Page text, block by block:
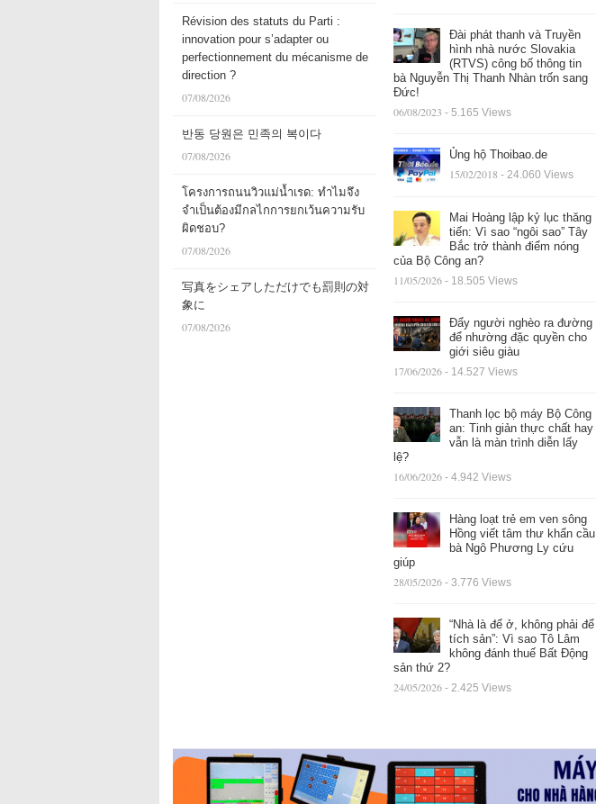
Révision des statuts du Parti :
innovation pour s’adapter ou
perfectionnement du mécanisme de
direction ?
07/08/2026
반동 당원은 민족의 복이다
07/08/2026
โครงการถนนวิวแม่น้ำเรด: ทำไมจึง
จำเป็นต้องมีกลไกการยกเว้นความรับ
ผิดชอบ?
07/08/2026
写真をシェアしただけでも罰則の対
象に
07/08/2026
Đài phát thanh và Truyền
hình nhà nước Slovakia
(RTVS) công bố thông tin
bà Nguyễn Thị Thanh Nhàn trốn sang
Đức!
06/08/2023 - 5.165 Views
Ủng hộ Thoibao.de
15/02/2018 - 24.060 Views
Mai Hoàng lập kỷ lục thăng
tiến: Vì sao “ngôi sao” Tây
Bắc trở thành điểm nóng
của Bộ Công an?
11/05/2026 - 18.505 Views
Đẩy người nghèo ra đường
để nhường đặc quyền cho
giới siêu giàu
17/06/2026 - 14.527 Views
Thanh lọc bộ máy Bộ Công
an: Tinh giản thực chất hay
vẫn là màn trình diễn lấy
lệ?
16/06/2026 - 4.942 Views
Hàng loạt trẻ em ven sông
Hồng viết tâm thư khẩn cầu
bà Ngô Phương Ly cứu
giúp
28/05/2026 - 3.776 Views
“Nhà là để ở, không phải để
tích sản”: Vì sao Tô Lâm
không đánh thuế Bất Động
sản thứ 2?
24/05/2026 - 2.425 Views